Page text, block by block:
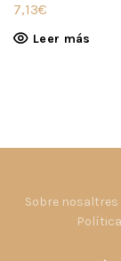
7,13€
Leer más
Sobre nosaltres